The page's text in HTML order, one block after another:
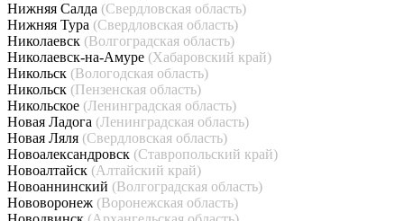
Нижняя Салда (Свердловская область)
Нижняя Тура (Свердловская область)
Николаевск (Волгоградская область)
Николаевск-на-Амуре (Хабаровский край)
Никольск (Вологодская область)
Никольск (Пензенская область)
Никольское (Ленинградская область)
Новая Ладога (Ленинградская область)
Новая Ляля (Свердловская область)
Новоалександровск (Ставропольский край)
Новоалтайск (Алтайский край)
Новоаннинский (Волгоградская область)
Нововоронеж (Воронежская область)